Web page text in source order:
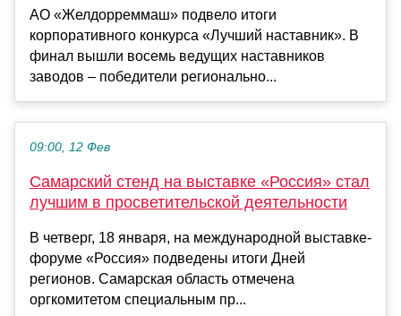
АО «Желдорреммаш» подвело итоги
корпоративного конкурса «Лучший наставник». В
финал вышли восемь ведущих наставников
заводов – победители регионально...
09:00, 12 Фев
Самарский стенд на выставке «Россия» стал
лучшим в просветительской деятельности
В четверг, 18 января, на международной выставке-
форуме «Россия» подведены итоги Дней
регионов. Самарская область отмечена
оргкомитетом специальным пр...